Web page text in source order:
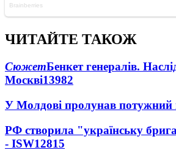
ЧИТАЙТЕ ТАКОЖ
СюжетБенкет генералів.
Москві13982
У Молдові пролунав потужний
РФ створила "українську
- ISW12815